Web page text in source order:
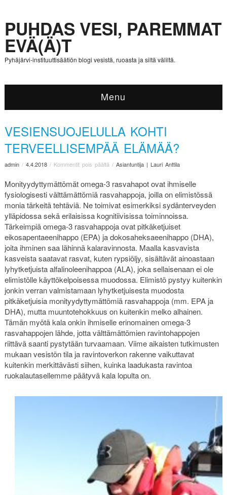
PUHDAS VESI, PAREMMAT
EVÄ(Ä)T
Pyhäjärvi-instituuttisäätiön blogi vesistä, ruoasta ja siltä väliltä.
Menu
VESIENSUOJELULLA KOHTI
TERVEELLISEMPÄÄ ELÄMÄÄ?
admin/ 4.4.2018/ Kommentit pois päältä / Asiantuntija | Lauri Anttila
Monityydyttymättömät omega-3 rasvahapot ovat ihmiselle
fysiologisesti välttämättömiä rasvahappoja, joilla on elimistössä
monia tärkeitä tehtäviä. Ne toimivat esimerkiksi sydänterveyden
ylläpidossa sekä erilaisissa kognitiivisissa toiminnoissa.
Tärkeimpiä omega-3 rasvahappoja ovat pitkäketjuiset
eikosapentaeenihappo (EPA) ja dokosaheksaeenihappo (DHA),
joita ihminen saa lähinnä kalaravinnosta. Maalla kasvavista
kasveista saatavat rasvat, kuten rypsiöljy, sisältävät ainoastaan
lyhytketjuista alfalinoleenihappoa (ALA), joka sellaisenaan ei ole
elimistölle käyttökelpoisessa muodossa. Elimistö pystyy kuitenkin
jonkin verran valmistamaan lyhytketjuisesta muodosta
pitkäketjuisia monityydyttymättömiä rasvahappoja (mm. EPA ja
DHA), mutta muuntotehokkuus on kuitenkin melko alhainen.
Tämän myötä kala onkin ihmiselle erinomainen omega-3
rasvahappojen lähde, jotta välttämättömien ravintohappojen
riittävä saanti pystytään turvaamaan. Viime aikaisten tutkimusten
mukaan vesistön tila ja ravintoverkon rakenne vaikuttavat
kuitenkin merkittävästi siihen, kuinka laadukasta ravintoa
ruokalautasellemme päätyvä kala lopulta on.